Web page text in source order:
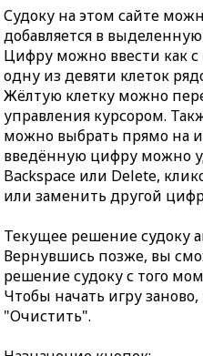
Судоку на этом сайте
добавляется в
Цифру можно ввести как с
одну из девяти клеток
Жёлтую клетку можно
управления курсором.
можно выбрать прямо на
введённую цифру можно
Backspace или Delete,
или заменить другой
Текущее решение судоку
Вернувшись позже, вы
решение судоку с того
Чтобы начать игру
"Очистить".